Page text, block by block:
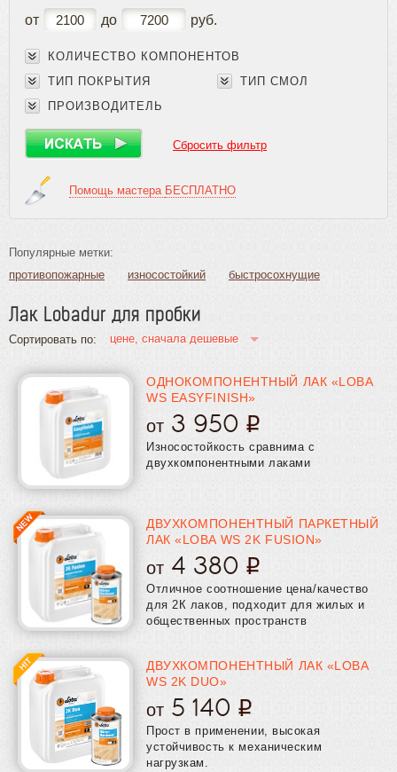
Паркетная химия
Лаки
Грунтовка для лака
Лак для паркета
Красители для дерева
Средства по уходу
Герметики
Подготовка и ремонт основания
Масла и краски
Инструмент и расходные материалы
от до руб.
КОЛИЧЕСТВО КОМПОНЕНТОВ
ТИП ПОКРЫТИЯ
ТИП СМОЛ
ПРОИЗВОДИТЕЛЬ
Сбросить фильтр
Помощь мастера БЕСПЛАТНО
Популярные метки:
противопожарные
износостойкий
быстросохнущие
износостойкие и влагостойкие
износостойкие (водные)
для пробки
полиуретановые
однокомпонентные
двухкомпонентные немецкие
adesiv
neolux
loba lobadur для пробки двухкомпонентные Loba
Лак Lobadur для пробки
Сортировать по: цене, сначала дешевые
ОДНОКОМПОНЕНТНЫЙ ЛАК «LOBA
WS EASYFINISH»
от 3 950
Износостойкость сравнима с
двухкомпонентными лаками
ДВУХКОМПОНЕНТНЫЙ ПАРКЕТНЫЙ
ЛАК «LOBA WS 2K FUSION»
от 4 380
Отличное соотношение цена/качество
для 2К лаков, подходит для жилых и
общественных пространств
ДВУХКОМПОНЕНТНЫЙ ЛАК «LOBA
WS 2K DUO»
от 5 140
Прост в применении, высокая
устойчивость к механическим
нагрузкам.